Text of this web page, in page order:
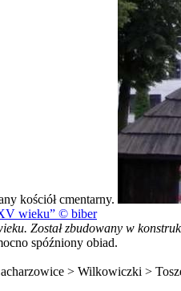
kościół cmentarny.
wieku
© biber
Został zbudowany w
spóźniony obiad.
> Wilkowiczki >